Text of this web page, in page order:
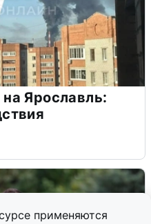
применяются
Ярославль: